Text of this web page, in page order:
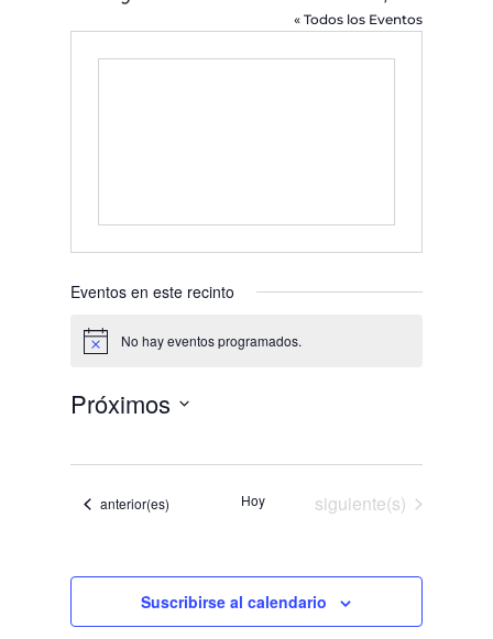
« Todos los Eventos
Eventos en este recinto
Aviso No hay eventos programados.
Próximos
Eventos
anterior(es) Hoy Eventos
siguiente(s)
Suscribirse al calendario